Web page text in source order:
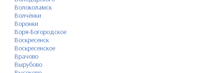
Волоколамск
Волчёнки
Воронки
Воря-Богородское
Воскресенск
Воскресенское
Врачово
Вырубово